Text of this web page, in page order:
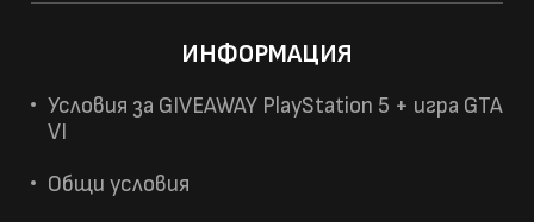
ИНФОРМАЦИЯ
Условия за GIVEAWAY PlayStation 5 + игра GTA
VI
Общи условия